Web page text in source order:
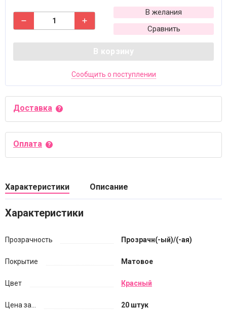
В желания
Сравнить
В корзину
Сообщить о поступлении
Доставка
Оплата
Характеристики Описание
Характеристики
Прозрачность Прозрачн(-ый)/(-ая)
Покрытие Матовое
Цвет Красный
Цена за... 20 штук